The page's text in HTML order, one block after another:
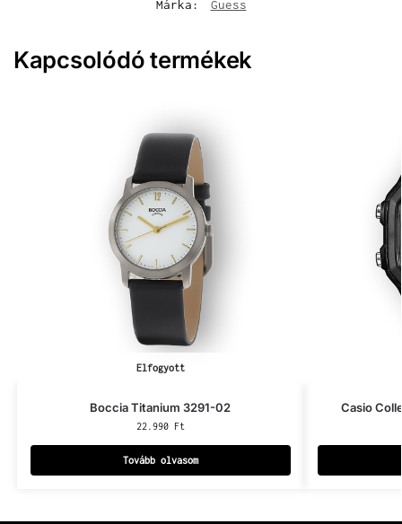
Márka:
Guess
Kapcsolódó termékek
Elfogyott
Boccia Titanium 3291-02
22.990 Ft
Tovább olvasom
Casio